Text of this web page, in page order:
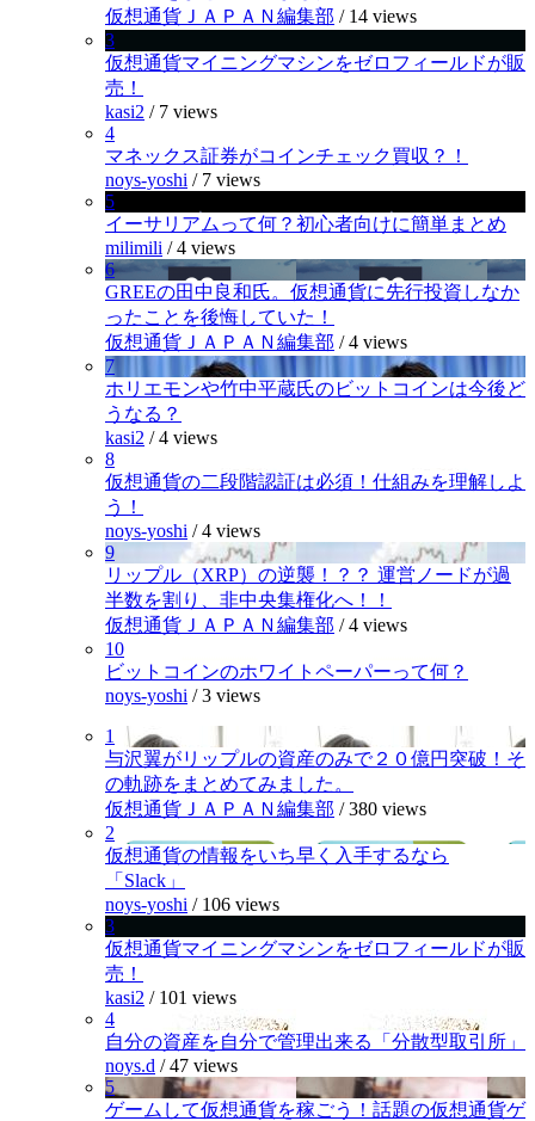
仮想通貨ＪＡＰＡＮ編集部 / 14 views
3
仮想通貨マイニングマシンをゼロフィールドが販
売！
kasi2 / 7 views
4
マネックス証券がコインチェック買収？！
noys-yoshi / 7 views
5
イーサリアムって何？初心者向けに簡単まとめ
milimili /4 views
6
GREEの田中良和氏。仮想通貨に先行投資しなか
ったことを後悔していた！
仮想通貨ＪＡＰＡＮ編集部 /4 views
7
ホリエモンや竹中平蔵氏のビットコインは今後ど
うなる？
kasi2 /4 views
8
仮想通貨の二段階認証は必須！仕組みを理解しよ
う！
noys-yoshi /4 views
9
リップル（XRP）の逆襲！？？ 運営ノードが過
半数を割り、非中央集権化へ！！
仮想通貨ＪＡＰＡＮ編集部 /4 views
10
ビットコインのホワイトペーパーって何？
noys-yoshi /3 views
1
与沢翼がリップルの資産のみで２０億円突破！そ
の軌跡をまとめてみました。
仮想通貨ＪＡＰＡＮ編集部 /380 views
2
仮想通貨の情報をいち早く入手するなら
「Slack」
noys-yoshi / 106 views
3
仮想通貨マイニングマシンをゼロフィールドが販
売！
kasi2 / 101 views
4
自分の資産を自分で管理出来る「分散型取引所」
noys.d /47 views
5
ゲームして仮想通貨を稼ごう！話題の仮想通貨ゲ